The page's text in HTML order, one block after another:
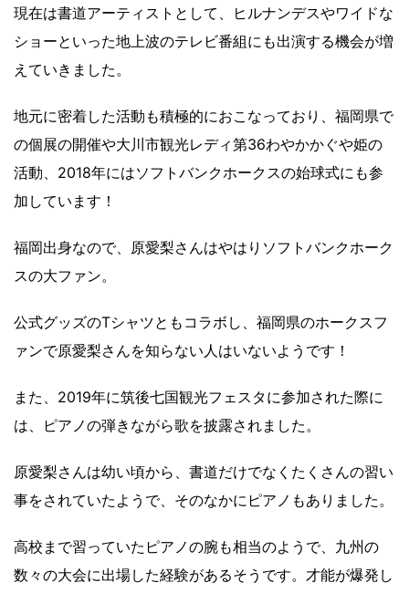
現在は書道アーティストとして、ヒルナンデスやワイドな
ショーといった地上波のテレビ番組にも出演する機会が増
えていきました。
地元に密着した活動も積極的におこなっており、福岡県で
の個展の開催や大川市観光レディ第36わやかかぐや姫の
活動、2018年にはソフトバンクホークスの始球式にも参
加しています！
福岡出身なので、原愛梨さんはやはりソフトバンクホーク
スの大ファン。
公式グッズのTシャツともコラボし、福岡県のホークスフ
ァンで原愛梨さんを知らない人はいないようです！
また、2019年に筑後七国観光フェスタに参加された際に
は、ピアノの弾きながら歌を披露されました。
原愛梨さんは幼い頃から、書道だけでなくたくさんの習い
事をされていたようで、そのなかにピアノもありました。
高校まで習っていたピアノの腕も相当のようで、九州の
数々の大会に出場した経験があるそうです。才能が爆発し